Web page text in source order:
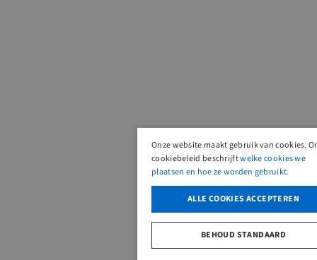
Onze website maakt gebruik van cookies.
cookiebeleid beschrijftwelke cookies we
plaatsen en hoe ze worden gebruikt.
ALLE COOKIES ACCEPTEREN
BEHOUD STANDAARD